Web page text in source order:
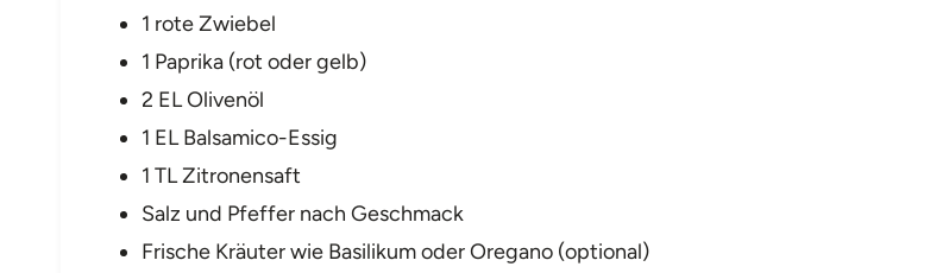
1 rote Zwiebel
1 Paprika (rot oder gelb)
2 EL Olivenöl
1 EL Balsamico-Essig
1 TL Zitronensaft
Salz und Pfeffer nach Geschmack
Frische Kräuter wie Basilikum oder Oregano (optional)